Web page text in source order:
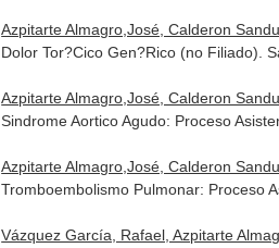
Azpitarte Almagro,José, Calderon
Dolor Tor?Cico Gen?Rico (no Filiado).
Azpitarte Almagro,José, Calderon
Sindrome Aortico Agudo: Proceso
Azpitarte Almagro,José, Calderon
Tromboembolismo Pulmonar: Proceso
Vázquez García, Rafael, Azpitarte